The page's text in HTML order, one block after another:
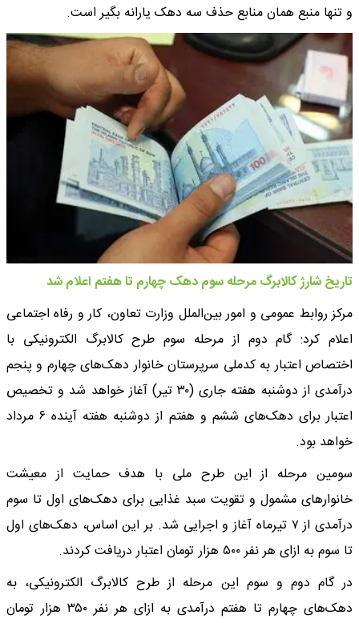
و تنها منبع همان منابع حذف سه دهک یارانه بگیر است.
تاریخ شارژ کالابرگ مرحله سوم دهک چهارم تا هفتم اعلام شد
مرکز روابط عمومی و امور بین‌الملل وزارت تعاون، کار و رفاه اجتماعی
اعلام کرد: گام دوم از مرحله سوم طرح کالابرگ الکترونیکی با
اختصاص اعتبار به کدملی سرپرستان خانوار دهک‌های چهارم و پنجم
درآمدی از دوشنبه هفته جاری (۳۰ تیر) آغاز خواهد شد و تخصیص
اعتبار برای دهک‌های ششم و هفتم از دوشنبه هفته آینده ۶ مرداد
خواهد بود.
سومین مرحله از این طرح ملی با هدف حمایت از معیشت
خانوار‌های مشمول و تقویت سبد غذایی برای دهک‌های اول تا سوم
درآمدی از ۷ تیرماه آغاز و اجرایی شد. بر این اساس، دهک‌های اول
تا سوم به ازای هر نفر ۵۰۰ هزار تومان اعتبار دریافت کردند.
در گام دوم و سوم این مرحله از طرح کالابرگ الکترونیکی، به
دهک‌های چهارم تا هفتم درآمدی به ازای هر نفر ۳۵۰ هزار تومان